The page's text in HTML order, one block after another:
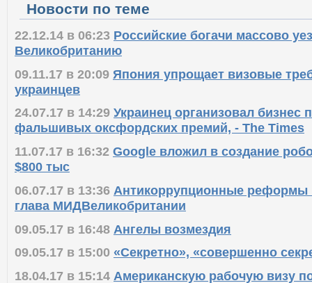
Новости по теме
22.12.14 в 06:23 Российские богачи массово
Великобританию
09.11.17 в 20:09 Япония упрощает визовые
украинцев
24.07.17 в 14:29 Украинец организовал бизнес
фальшивых оксфордских премий, - The Times
11.07.17 в 16:32 Google вложил в создание
$800 тыс
06.07.17 в 13:36 Антикоррупционные реформы
глава МИДВеликобритании
09.05.17 в 16:48 Ангелы возмездия
09.05.17 в 15:00 «Секретно», «совершенно
18.04.17 в 15:14 Американскую рабочую визу